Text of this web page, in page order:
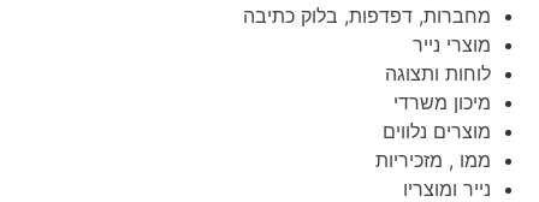
מחברות, דפדפות, בלוק כתיבה
מוצרי נייר
לוחות ותצוגה
מיכון משרדי
מוצרים נלווים
ממו , מזכיריות
נייר ומוצריו